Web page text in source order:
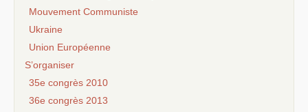
Mouvement Communiste
Ukraine
Union Européenne
S’organiser
35e congrès 2010
36e congrès 2013